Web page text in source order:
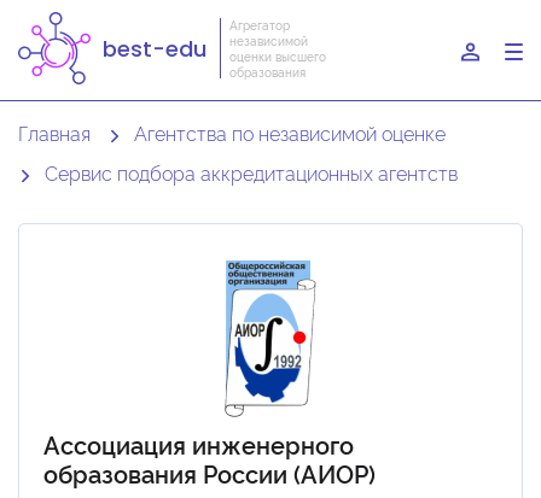
best-edu
Агрегатор
независимой
оценки высшего
образования
Главная
Агентства по независимой оценке
Сервис подбора аккредитационных агентств
Ассоциация инженерного
образования России (АИОР)